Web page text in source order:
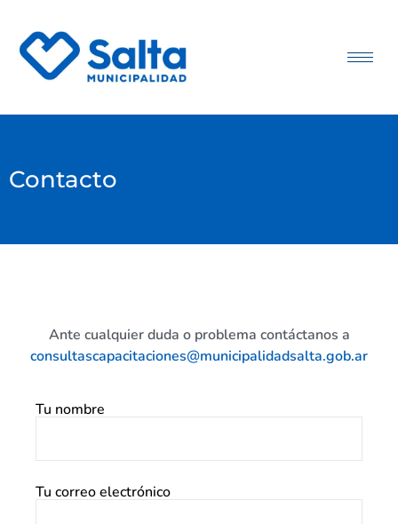
Contacto
Ante cualquier duda o problema contáctanos a
consultascapacitaciones@municipalidadsalta.gob.ar
Tu nombre
Tu correo electrónico